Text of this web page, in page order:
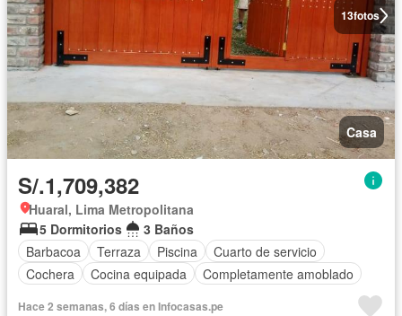
13fotos
Casa
S/.1,709,382
Huaral, Lima Metropolitana
5 Dormitorios
3 Baños
Barbacoa
Terraza Piscina
Cuarto de servicio
Cochera
Cocina equipada Completamente amoblado
Hace 2 semanas, 6 días en Infocasas.pe